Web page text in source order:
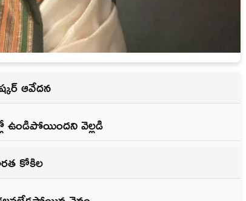
ఆవేదన
ఉండిపోయిందని వెల్లడి
కోకిల